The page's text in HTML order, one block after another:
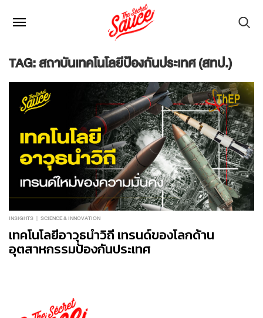
TAG: สถาบันเทคโนโลยีป้องกันประเทศ (สทป.)
INSIGHTS SCIENCE & INNOVATION
เทคโนโลยีอาวุธนำวิถี เทรนด์ของโลกด้าน
อุตสาหกรรมป้องกันประเทศ